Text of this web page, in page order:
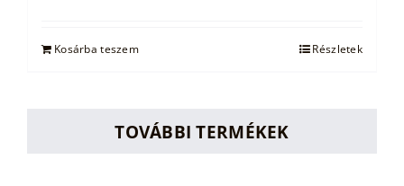
24.900 Ft.
Kosárba teszem Részletek
TOVÁBBI TERMÉKEK